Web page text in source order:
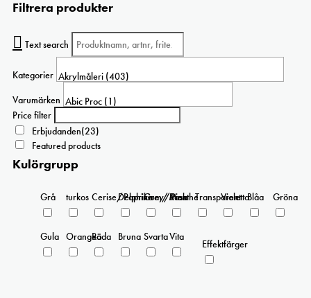
har
varianter.
De
alternativen
väljas
på
produktsidan
Filtrera produkter
Text search
Kategorier
Varumärken
Price filter
Erbjudanden(23)
Featured products
Kulörgrupp
Grå turkos Cerise/Paprika
Delphinium/Menthe
Grey/Pink
Rosa Transparent
ViolettaBlåa Gröna
Gula OrangeaRöda Bruna SvartaVita
Effektfärger